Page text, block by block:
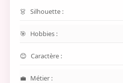
Silhouette :
Hobbies :
Caractère :
Métier :